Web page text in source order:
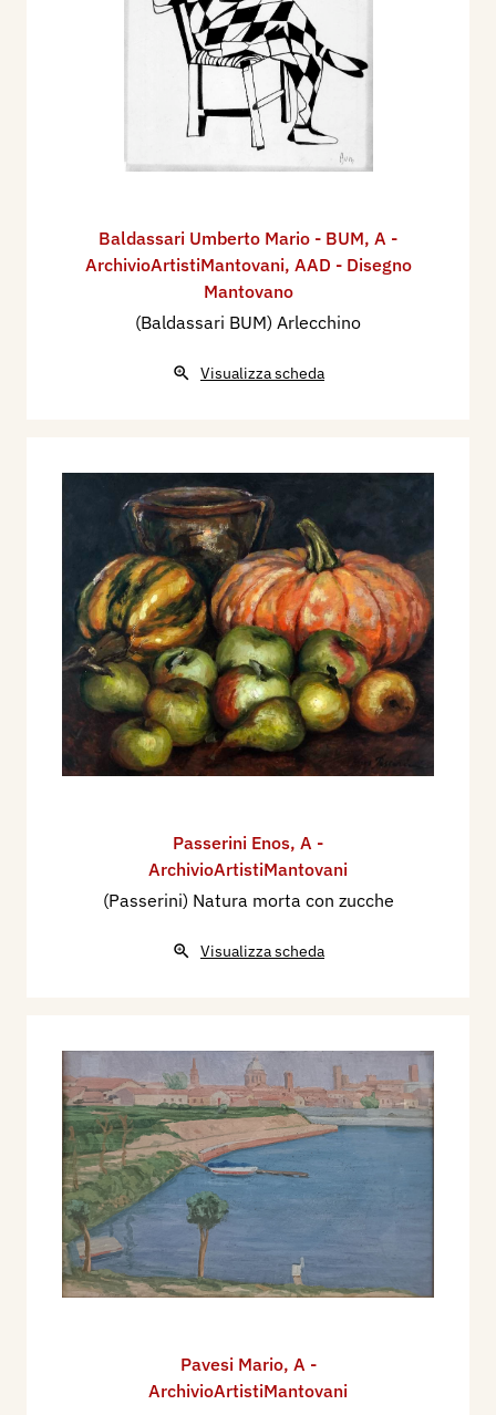
Baldassari Umberto Mario - BUM, A -
ArchivioArtistiMantovani, AAD - Disegno
Mantovano
(Baldassari BUM) Arlecchino
Visualizza scheda
Passerini Enos, A -
ArchivioArtistiMantovani
(Passerini) Natura morta con zucche
Visualizza scheda
Pavesi Mario, A -
ArchivioArtistiMantovani